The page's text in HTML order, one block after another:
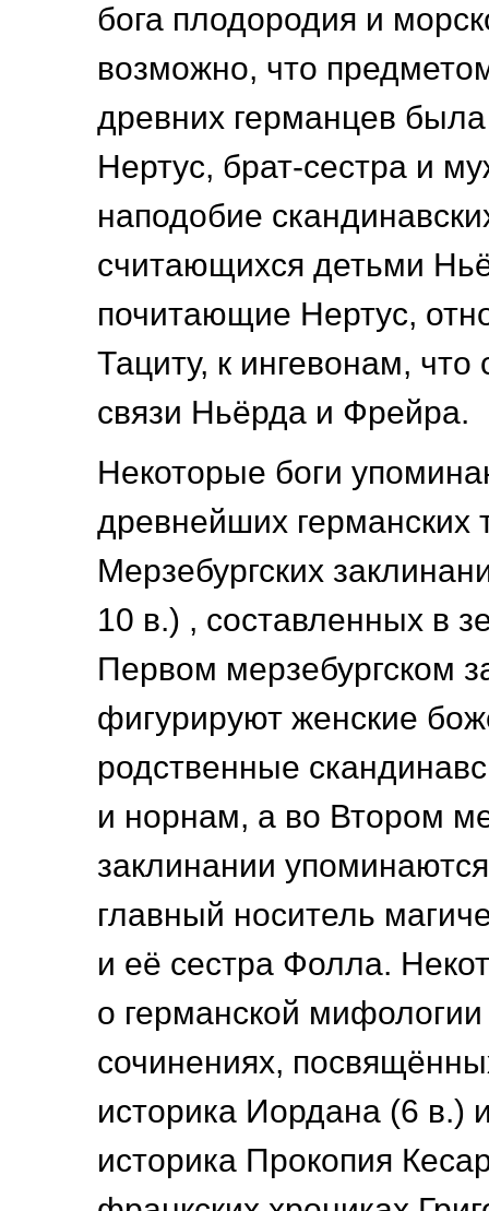
бога плодородия и
возможно, что
древних германцев
Нертус, брат-сестра и
наподобие
считающихся детьми
почитающие Нертус,
Тациту, к ингевонам, что
связи Ньёрда и Фрейра.
Некоторые боги
древнейших германских
Мерзебургских
10 в.) , составленных в
Первом мерзебургском
фигурируют женские
родственные
и норнам, а во Втором
заклинании
главный носитель
и её сестра Фолла.
о германской
сочинениях,
историка Иордана (6 в.)
историка Прокопия